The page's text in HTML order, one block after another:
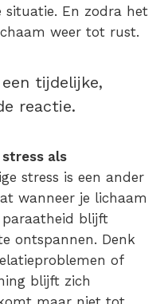
situatie. En zodra het
weer tot rust.
tijdelijke,
reactie.
als
stress is een ander
wanneer je lichaam
blijft
ontspannen. Denk
of
blijft zich